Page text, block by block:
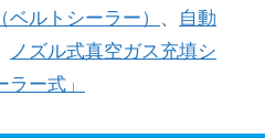
ルトシーラー） 、 自動
ノズル式真空ガス充填シ
ー式」